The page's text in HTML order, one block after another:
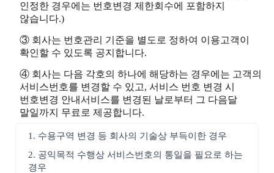
인정한 경우에는 번호변경 제한회수에 포함하지
않습니다.)
③ 회사는 번호관리 기준을 별도로 정하여 이용고객이
확인할 수 있도록 공지합니다.
④ 회사는 다음 각호의 하나에 해당하는 경우에는 고객의
서비스번호를 변경할 수 있고, 서비스 번호 변경 시
번호변경 안내서비스를 변경된 날로부터 그 다음달
말일까지 무료로 제공합니다.
1. 수용구역 변경 등 회사의 기술상 부득이한 경우
2. 공익목적 수행상 서비스번호의 통일을 필요로 하는
경우